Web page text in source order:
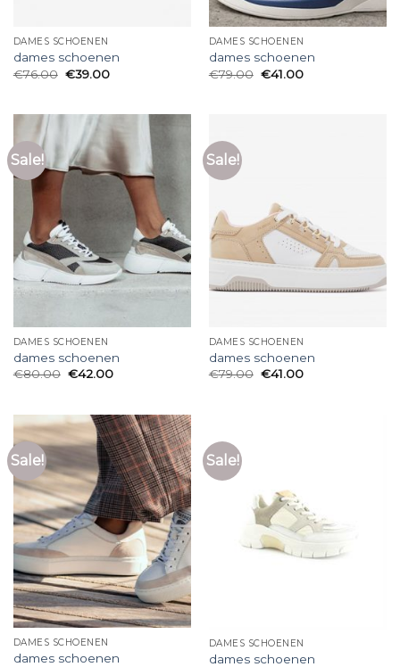
DAMES SCHOENEN
dames schoenen
€76.00 €39.00
DAMES SCHOENEN
dames schoenen
€79.00 €41.00
Sale!
DAMES SCHOENEN
dames schoenen
€80.00 €42.00
Sale!
DAMES SCHOENEN
dames schoenen
€79.00 €41.00
Sale!
DAMES SCHOENEN
dames schoenen
Sale!
DAMES SCHOENEN
dames schoenen